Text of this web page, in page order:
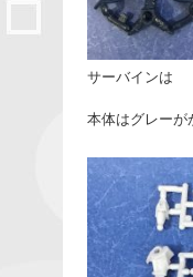
サーバインは
本体はグレーが